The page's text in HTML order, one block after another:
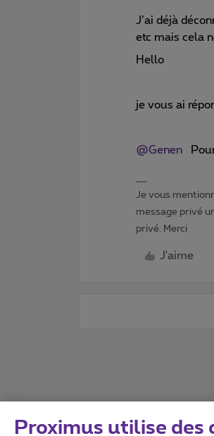
J’ai déjà
etc mais cela
Hello
je vous ai
@Genen
Je vous
message privé
privé. Merci
J'aime
Proximus utilise des